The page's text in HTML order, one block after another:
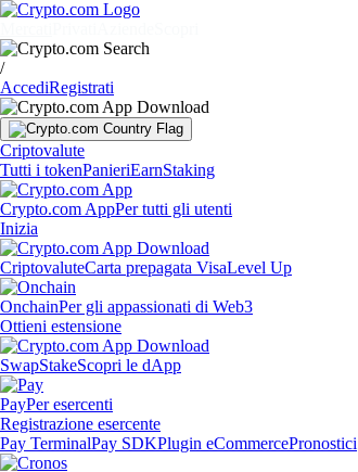
/
AccediRegistrati
Criptovalute
Tutti i tokenPanieriEarnStaking
Crypto.com AppPer tutti gli utenti
Inizia
CriptovaluteCarta prepagata VisaLevel Up
OnchainPer gli appassionati di Web3
Ottieni estensione
SwapStakeScopri le dApp
PayPer esercenti
Registrazione esercente
Pay TerminalPay SDKPlugin eCommercePronostici